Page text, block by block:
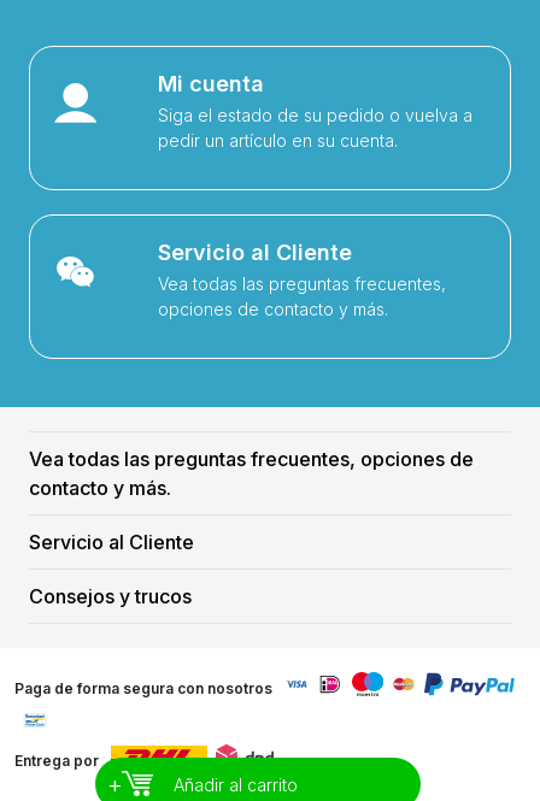
+ Añadir al carrito
Mi cuenta
Siga el estado de su pedido o vuelva a
pedir un artículo en su cuenta.
Servicio al Cliente
Vea todas las preguntas frecuentes,
opciones de contacto y más.
Vea todas las preguntas frecuentes, opciones de
contacto y más.
Servicio al Cliente
Consejos y trucos
Paga de forma segura con nosotros
Entrega por